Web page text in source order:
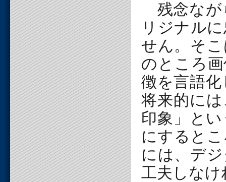
残念なが
リジナル
せん。そ
のところ
徴を言語
将来的に
印象」と
にすると
には、デ
工夫しな